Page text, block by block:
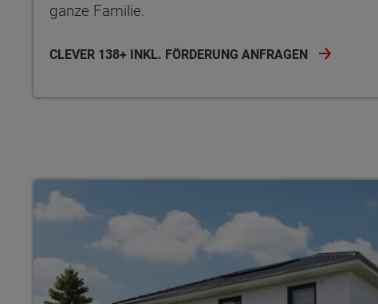
ganze Familie.
CLEVER 138+ INKL. FÖRDERUNG ANFRAGEN